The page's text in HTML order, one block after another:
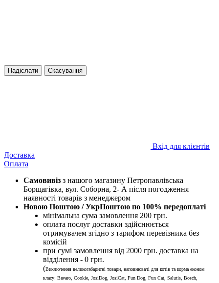
Надіслати Скасування
Вхід для клієнтів
Доставка
Оплата
Самовивіз з нашого магазину Петропавлівська
Борщагівка, вул. Соборна, 2- А після погодження
наявності товарів з менеджером
Новою Поштою / УкрПоштою по 100% передоплаті
мінімальна сума замовлення 200 грн.
оплата послуг доставки здійснюється
отримувачем згідно з тарифом перевізника без
комісій
при сумі замовлення від 2000 грн. доставка на
відділення - 0 грн.
(Виключення великогабаритні товари, наповнювачі для котів та корма економ
класу: Bavaro, Cookie, JosiDog, JosiCat, Fun Dog, Fun Cat, Salutis, Bosch,